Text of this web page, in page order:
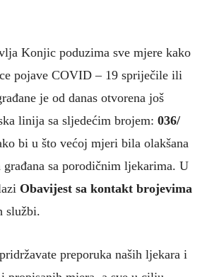
Konjic poduzima sve mjere kako
pojave COVID – 19 spriječile ili
je od danas otvorena još
linija sa sljedećim brojem: 036/
bi u što većoj mjeri bila olakšana
sa porodičnim ljekarima. U
Obavijest sa kontakt brojevima
službi.
preporuka naših ljekara i